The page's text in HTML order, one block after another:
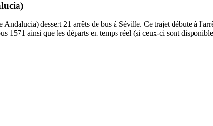
dessert 21 arrêts de bus à Séville. Ce trajet débute à
1571 ainsi que les départs en temps réel (si ceux-ci sont